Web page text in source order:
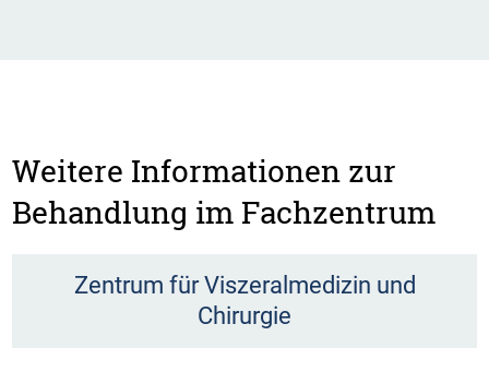
Weitere Informationen zur
Behandlung im Fachzentrum
Zentrum für Viszeralmedizin und
Chirurgie